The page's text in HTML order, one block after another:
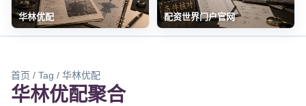
华林优配 配资世界门户官网
首页 / Tag / 华林优配
华林优配聚合